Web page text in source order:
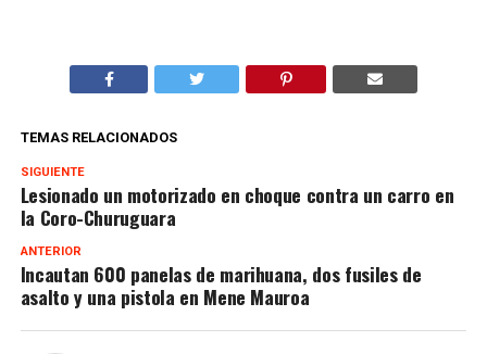
TEMAS RELACIONADOS
SIGUIENTE
Lesionado un motorizado en choque contra un carro en
la Coro-Churuguara
ANTERIOR
Incautan 600 panelas de marihuana, dos fusiles de
asalto y una pistola en Mene Mauroa